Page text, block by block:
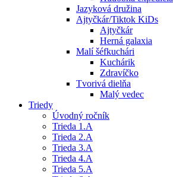
Jazyková družina
Ajtyčkár/Tiktok KiDs
Ajtyčkár
Herná galaxia
Malí šéfkuchári
Kuchárik
Zdravíčko
Tvorivá dielňa
Malý vedec
Triedy
Úvodný ročník
Trieda 1.A
Trieda 2.A
Trieda 3.A
Trieda 4.A
Trieda 5.A